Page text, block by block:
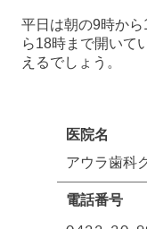
平日は朝の9時か
ら18時まで開いて
えるでしょう。
医院名
アウラ歯科
電話番号